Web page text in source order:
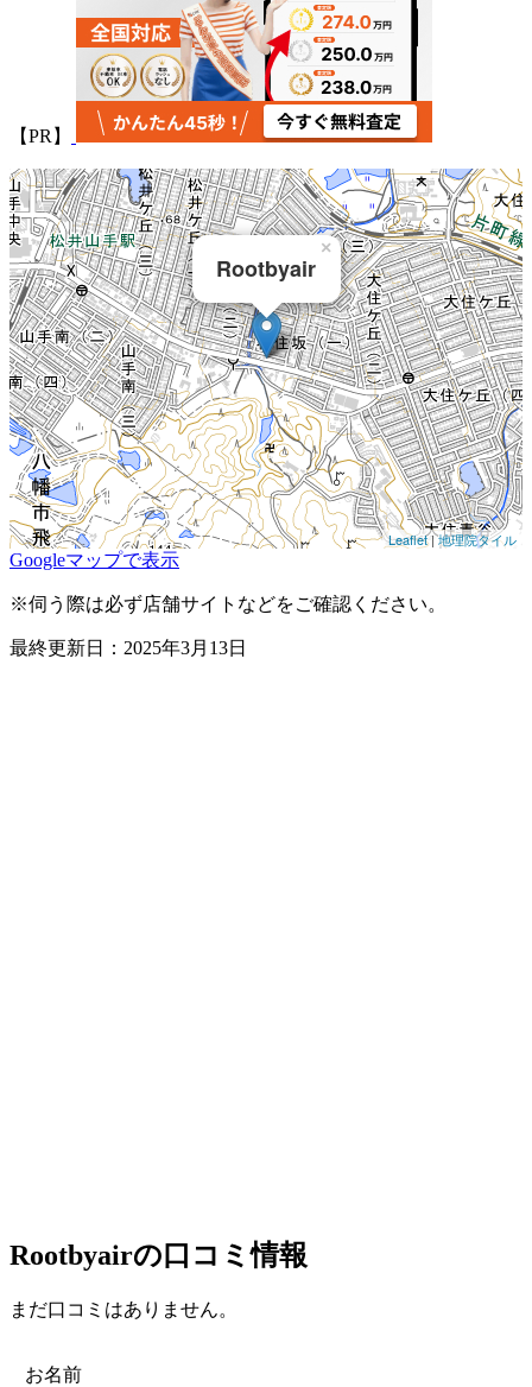
【PR】
Rootbyair
×
Leaflet|地理院タイル
Googleマップで表示
※伺う際は必ず店舗サイトなどをご確認ください。
最終更新日：2025年3月13日
Rootbyairの口コミ情報
まだ口コミはありません。
お名前